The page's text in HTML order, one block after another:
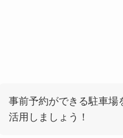
事前予約ができる駐車場
活用しましょう！